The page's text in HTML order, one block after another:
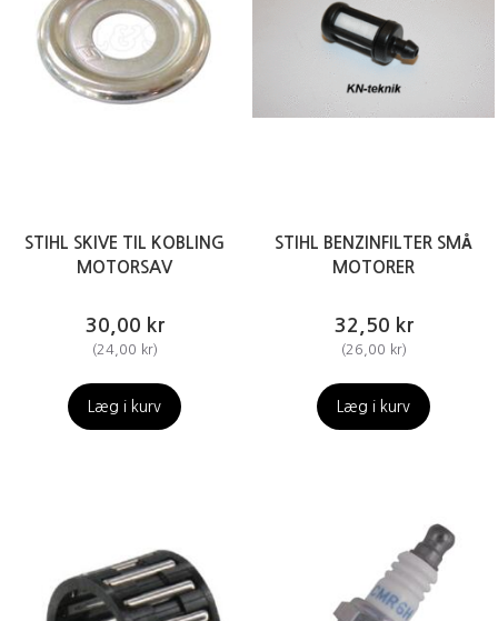
STIHL SKIVE TIL KOBLING
MOTORSAV
30,00 kr
(24,00 kr)
Læg i kurv
STIHL BENZINFILTER SMÅ
MOTORER
32,50 kr
(26,00 kr)
Læg i kurv